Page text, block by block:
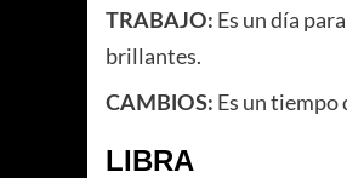
TRABAJO: Es un día
brillantes.
CAMBIOS: Es un tiempo
LIBRA